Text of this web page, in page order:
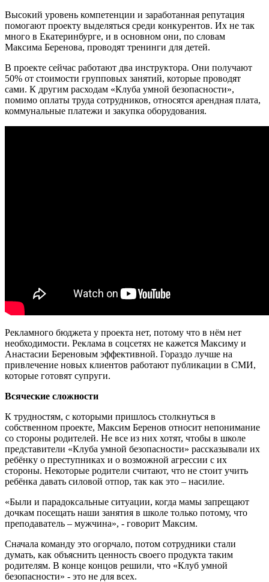
Высокий уровень компетенции и заработанная репутация
помогают проекту выделяться среди конкурентов. Их не так
много в Екатеринбурге, и в основном они, по словам
Максима Беренова, проводят тренинги для детей.
В проекте сейчас работают два инструктора. Они получают
50% от стоимости групповых занятий, которые проводят
сами. К другим расходам «Клуба умной безопасности»,
помимо оплаты труда сотрудников, относятся арендная плата,
коммунальные платежи и закупка оборудования.
Рекламного бюджета у проекта нет, потому что в нём нет
необходимости. Реклама в соцсетях не кажется Максиму и
Анастасии Береновым эффективной. Гораздо лучше на
привлечение новых клиентов работают публикации в СМИ,
которые готовят супруги.
Всяческие сложности
К трудностям, с которыми пришлось столкнуться в
собственном проекте, Максим Беренов относит непонимание
со стороны родителей. Не все из них хотят, чтобы в школе
представители «Клуба умной безопасности» рассказывали их
ребёнку о преступниках и о возможной агрессии с их
стороны. Некоторые родители считают, что не стоит учить
ребёнка давать силовой отпор, так как это – насилие.
«Были и парадоксальные ситуации, когда мамы запрещают
дочкам посещать наши занятия в школе только потому, что
преподаватель – мужчина», - говорит Максим.
Сначала команду это огорчало, потом сотрудники стали
думать, как объяснить ценность своего продукта таким
родителям. В конце концов решили, что «Клуб умной
безопасности» - это не для всех.